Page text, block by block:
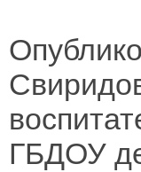
ГБДОУ